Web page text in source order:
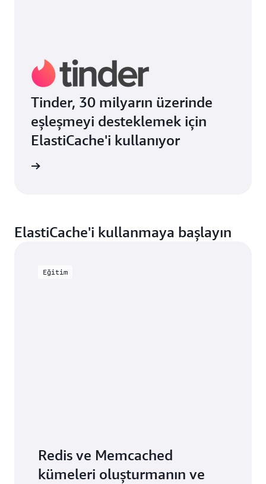
Tinder, 30 milyarın üzerinde
eşleşmeyi desteklemek için
ElastiCache'i kullanıyor
ElastiCache'i kullanmaya başlayın
Eğitim
Redis ve Memcached
kümeleri oluşturmanın ve